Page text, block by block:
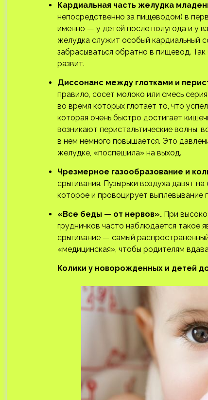
Кардиальная часть желудка
непосредственно за пищеводом) в
именно — у детей после полугода и у
желудка служит особый кардиальный
забрасываться обратно в пищевод.
развит.
Диссонанс между глотками и
правило, сосет молоко или смесь
во время которых глотает то, что
которая очень быстро достигает
возникают перистальтические волны,
в нем немного повышается. Это
желудке, «поспешила» на выход.
Чрезмерное газообразование и
срыгивания. Пузырьки воздуха давят
которое и провоцирует выплевывание
«Все беды — от нервов». При
грудничков часто наблюдается такое
срыгивание — самый
«медицинская», чтобы родителям
Колики у новорожденных и детей